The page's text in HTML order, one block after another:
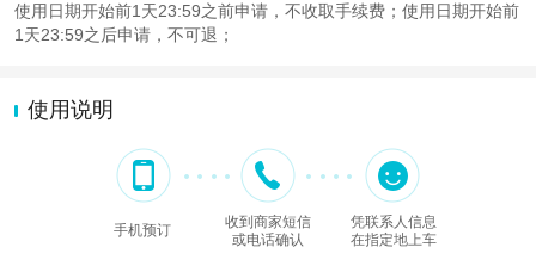
使用日期开始前1天23:59之前申请，不收取手续费；使用日期开始前
1天23:59之后申请，不可退；
使用说明
手机预订
收到商家短信
或电话确认
凭联系人信息
在指定地上车